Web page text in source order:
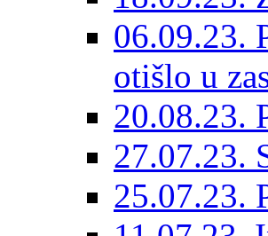
06.09.23.
otišlo u
20.08.23.
27.07.23.
25.07.23.